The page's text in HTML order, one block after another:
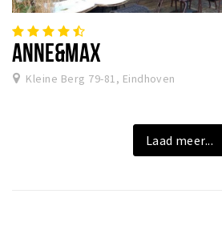
ANNE&MAX
Kleine Berg 79-81, Eindhoven
Laad meer...